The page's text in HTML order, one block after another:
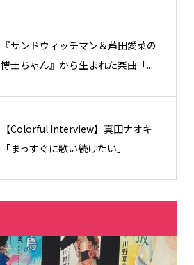
『サンドウィッチマン＆芦田愛菜の
博士ちゃん』から生まれた楽曲「...
【Colorful Interview】真田ナオキ
「まっすぐに歌い続けたい」